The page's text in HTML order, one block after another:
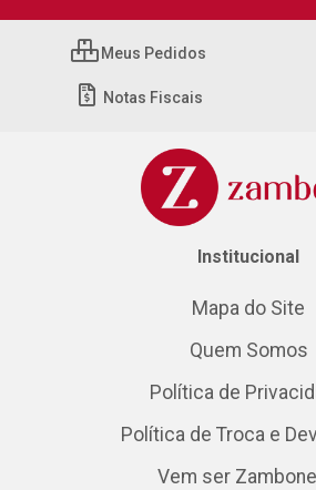
Meus Pedidos
Notas Fiscais
Institucional
Mapa do Site
Quem Somos
Política de
Política de Troca e
Vem ser